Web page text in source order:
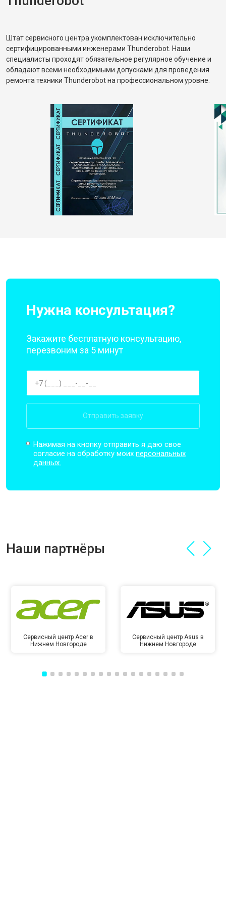
Штат сервисного центра укомплектован исключительно
сертифицированными инженерами Thunderobot. Наши
специалисты проходят обязательное регулярное обучение и
обладают всеми необходимыми допусками для проведения
ремонта техники Thunderobot на профессиональном уровне.
Нужна консультация?
Закажите бесплатную консультацию,
перезвоним за 5 минут
Отправить заявку
Нажимая на кнопку отправить я даю свое
согласие на обработку моихперсональных
данных.
Наши партнёры
Сервисный центр Acer в
Нижнем Новгороде
Сервисный центр Asus в
Нижнем Новгороде